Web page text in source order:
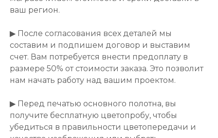
ваш регион.
▶ После согласования всех деталей мы
составим и подпишем договор и выставим
счет. Вам потребуется внести предоплату в
размере 50% от стоимости заказа. Это позволит
нам начать работу над вашим проектом.
▶ Перед печатью основного полотна, вы
получите бесплатную цветопробу, чтобы
убедиться в правильности цветопередачи и